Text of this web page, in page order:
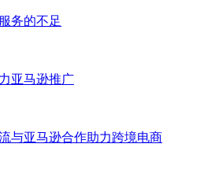
务的不足
亚马逊推广
与亚马逊合作助力跨境电商